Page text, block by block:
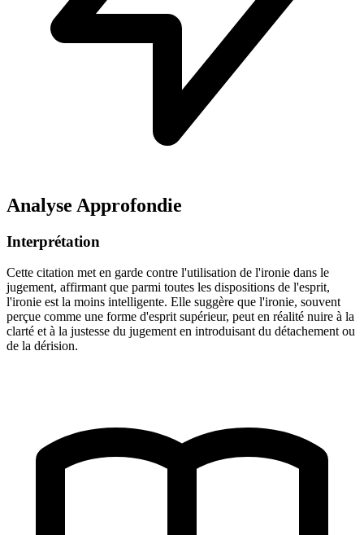
Analyse Approfondie
Interprétation
Cette citation met en garde contre l'utilisation de l'ironie dans le
jugement, affirmant que parmi toutes les dispositions de l'esprit,
l'ironie est la moins intelligente. Elle suggère que l'ironie, souvent
perçue comme une forme d'esprit supérieur, peut en réalité nuire à la
clarté et à la justesse du jugement en introduisant du détachement ou
de la dérision.